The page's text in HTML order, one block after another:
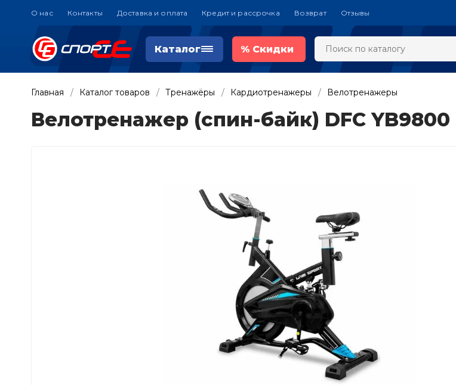
О нас Контакты Доставка и оплата Кредит и рассрочка Возврат Отзывы
Каталог % Скидки
Главная Каталог товаров Тренажёры Кардиотренажеры Велотренажеры
Велотренажер (спин-байк) DFC YB9800